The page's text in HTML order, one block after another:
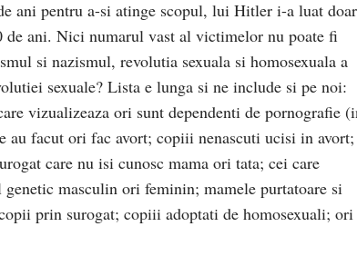
ani pentru a-si atinge scopul, lui Hitler i-a luat doar
ani. Nici numarul vast al victimelor nu poate fi
si nazismul, revolutia sexuala si homosexuala a
sexuale? Lista e lunga si ne include si pe noi:
vizualizeaza ori sunt dependenti de pornografie
facut ori fac avort; copiii nenascuti ucisi in avort;
care nu isi cunosc mama ori tata; cei care
masculin ori feminin; mamele purtatoare si
prin surogat; copiii adoptati de homosexuali; ori